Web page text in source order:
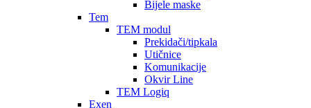
Bijele maske
Tem
TEM modul
Prekidači/tipkala
Utičnice
Komunikacije
Okvir Line
TEM Logiq
Exen